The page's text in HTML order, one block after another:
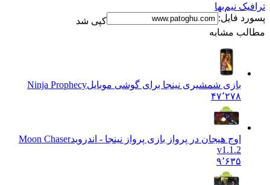
نیم‌بها
فایل:
کپی شد
مشابه
بازی شمشیری نینجا برای گوشی موبایلNinja Prophecy
۴۷٬۲۷۸
اوج هیجان در پرواز بازی پرواز نینجا - اندرویدMoon Chaser
v1.1.2
۹٬۶۳۵